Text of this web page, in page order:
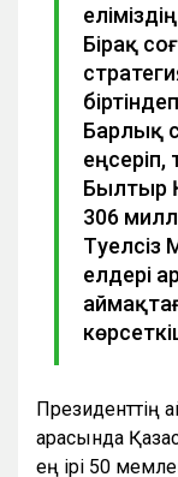
Бірақ
Барлық
Былтыр
306
елдері
Президенттің
арқасында
ең ірі 50